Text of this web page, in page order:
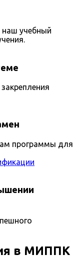
наш учебный
программы для
в МИППК